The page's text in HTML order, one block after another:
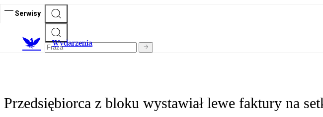
Serwisy
Wydarzenia
Przedsiębiorca z bloku wystawiał lewe faktury na